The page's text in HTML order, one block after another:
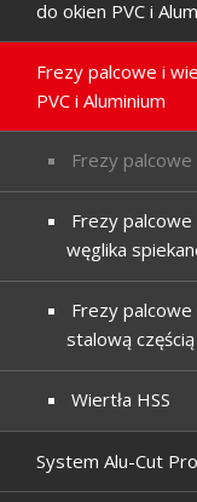
do okien PVC i
Frezy palcowe i
PVC i Aluminium
Frezy
Frezy
węglika
Frezy
stalową
Wiertła HSS
System Alu-Cut